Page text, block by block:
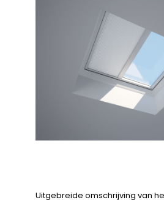
Uitgebreide omschrijving van